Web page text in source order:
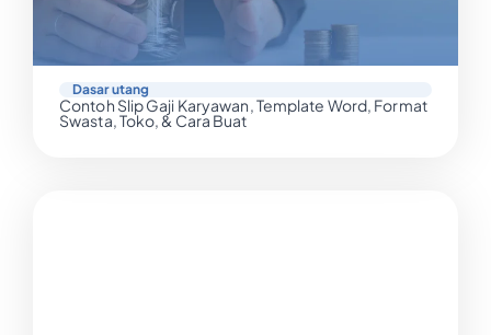
Dasar utang
Contoh Slip Gaji Karyawan, Template Word, Format
Swasta, Toko, & Cara Buat